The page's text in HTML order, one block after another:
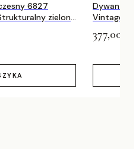
6827
zielony
Dywan DE
Vintage
377,00 zł